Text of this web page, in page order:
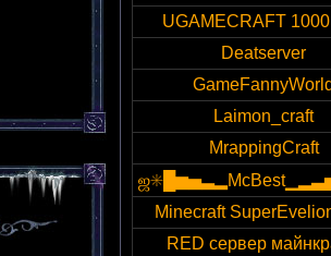
UGAMECRAFT
Deatserver
Laimon_craft
MrappingCraft
Minecraft
RED сервер